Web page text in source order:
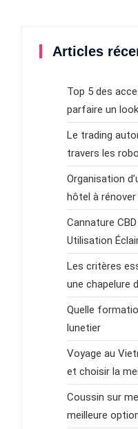
Articles
Top 5 des
parfaire un
Le trading
travers les
Organisation
hôtel à rénover
Cannature
Utilisation
Les critères
une chapelure
Quelle
lunetier
Voyage au
et choisir la
Coussin sur
meilleure